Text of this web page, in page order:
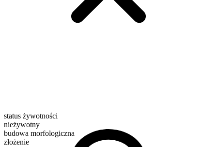
status żywotności
nieżywotny
budowa morfologiczna
złożenie